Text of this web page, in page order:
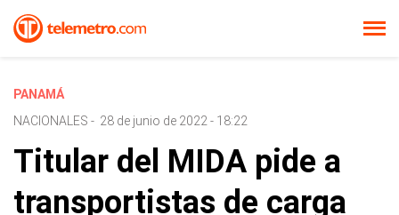
PANAMÁ
NACIONALES - 28 de junio de 2022 - 18:22
Titular del MIDA pide a
transportistas de carga